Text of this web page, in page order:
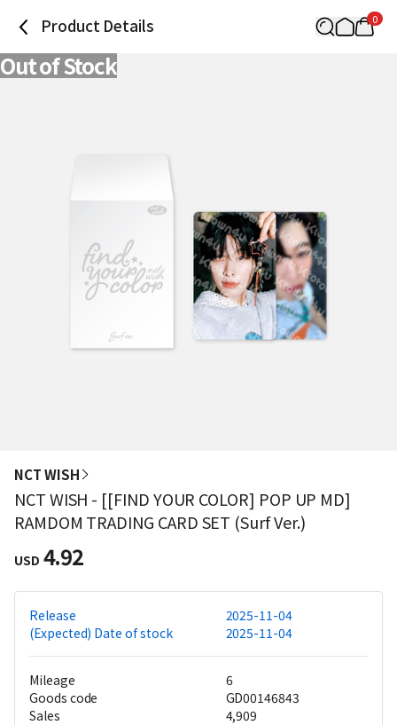
Product Details 0
Out of Stock
NCT WISH
NCT WISH - [[FIND YOUR COLOR] POP UP MD]
RAMDOM TRADING CARD SET (Surf Ver.)
USD 4.92
Release
2025-11-04
(Expected) Date of stock
2025-11-04
Mileage
6
Goods code
GD00146843
Sales
4,909